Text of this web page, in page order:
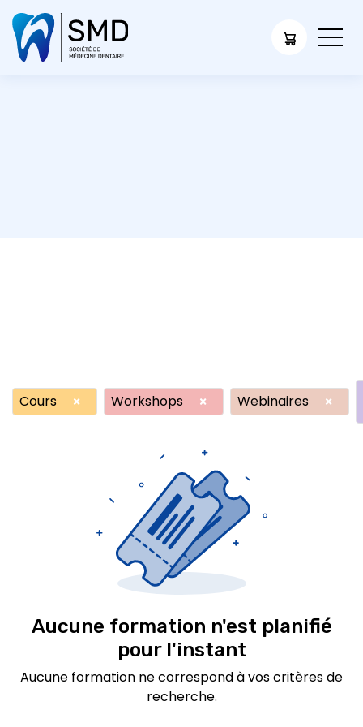
Cours × Workshops × Webinaires ×
Aucune formation n'est planifié
pour l'instant
Aucune formation ne correspond à vos critères de
recherche.